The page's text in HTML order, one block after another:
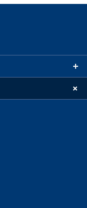
+
+